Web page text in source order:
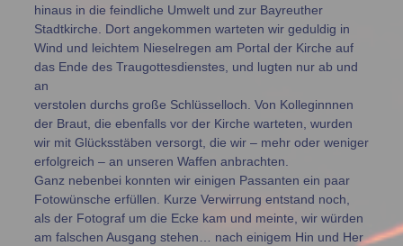
hinaus in die feindliche Umwelt und zur Bayreuther
Stadtkirche. Dort angekommen warteten wir geduldig in
Wind und leichtem Nieselregen am Portal der Kirche auf
das Ende des Traugottesdienstes, und lugten nur ab und
an
verstolen durchs große Schlüsselloch. Von Kolleginnnen
der Braut, die ebenfalls vor der Kirche warteten, wurden
wir mit Glücksstäben versorgt, die wir – mehr oder weniger
erfolgreich – an unseren Waffen anbrachten.
Ganz nebenbei konnten wir einigen Passanten ein paar
Fotowünsche erfüllen. Kurze Verwirrung entstand noch,
als der Fotograf um die Ecke kam und meinte, wir würden
am falschen Ausgang stehen… nach einigem Hin und Her